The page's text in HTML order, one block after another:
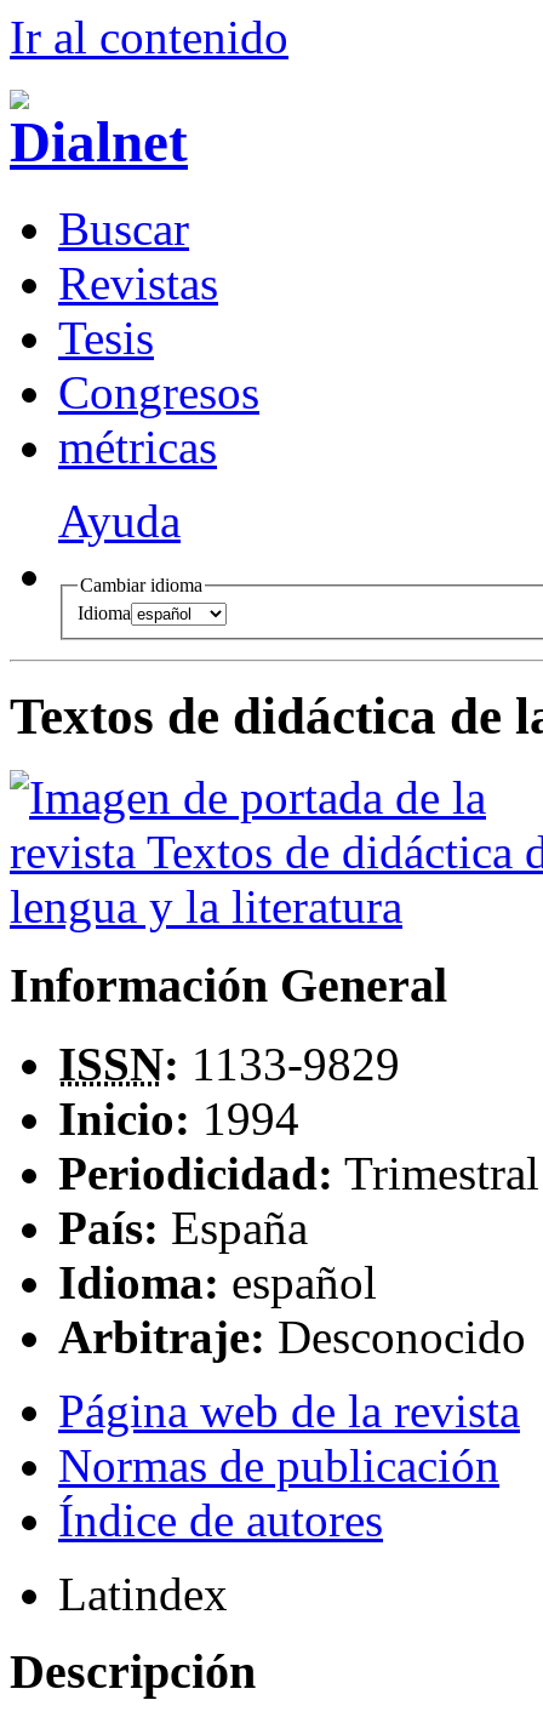
Ir al contenido
Buscar
Revistas
Tesis
Congresos
métricas
Ayuda
Cambiar idioma
Idioma
Textos de didáctica de
Información General
ISSN: 1133-9829
Inicio: 1994
Periodicidad: Trimestral
País: España
Idioma: español
Arbitraje: Desconocido
Página web de la revista
Normas de publicación
Índice de autores
Latindex
Descripción